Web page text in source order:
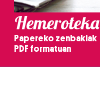
Hemeroteka
Papereko zenbakiak
PDF formatuan